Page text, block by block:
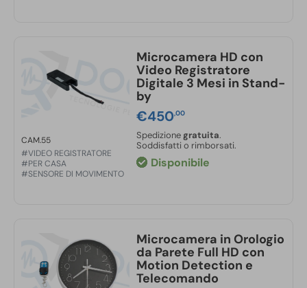
CAM.55
#VIDEO REGISTRATORE
#PER CASA
#SENSORE DI MOVIMENTO
Microcamera HD con
Video Registratore
Digitale 3 Mesi in Stand-
by
€450,00
Spedizione gratuita.
Soddisfatti o rimborsati.
Disponibile
Microcamera in Orologio
da Parete Full HD con
Motion Detection e
Telecomando